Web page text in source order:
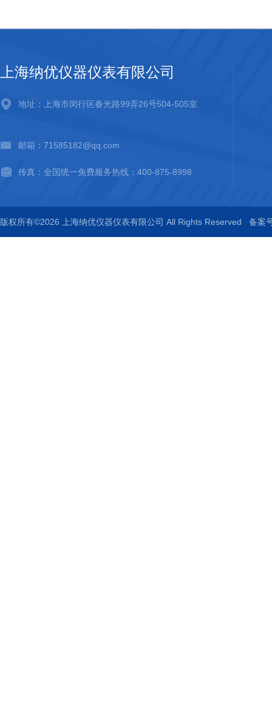
上海纳优仪器仪表有限公司
地址：上海市闵行区春光路99弄26号504-505室
邮箱：71585182@qq.com
传真：全国统一免费服务热线：400-875-8998
版权所有©2026 上海纳优仪器仪表有限公司 All Rights Reserved 备案